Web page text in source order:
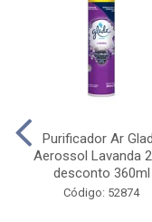
Purificador Ar
Aerossol Lavanda
desconto 360ml
Código: 52874